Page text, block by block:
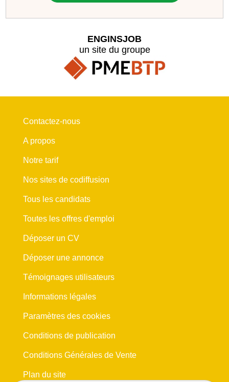
ENGINSJOB
un site du groupe
Contactez-nous
A propos
Notre tarif
Nos sites de codiffusion
Tous les candidats
Toutes les offres d'emploi
Déposer un CV
Déposer une annonce
Témoignages utilisateurs
Informations légales
Paramètres des cookies
Conditions de publication
Conditions Générales de Vente
Plan du site